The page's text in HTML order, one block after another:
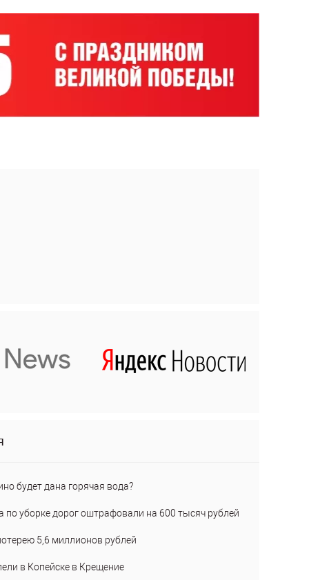
будет дана горячая вода?
по уборке дорог оштрафовали на 600 тысяч рублей
5,6 миллионов рублей
в Копейске в Крещение